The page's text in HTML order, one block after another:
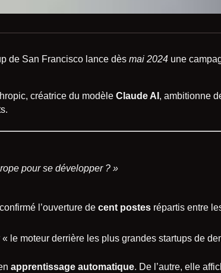
de San Francisco lance dès mai 2024 une
créatrice du modèle Claude AI , ambitionne
pour se développer ? »
l’ouverture de cent postes répartis entre
le moteur derrière les plus grandes startups de
apprentissage automatique. De l’autre, elle